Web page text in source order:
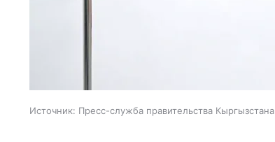
Источник: Пресс-служба правительства Кыргызстана